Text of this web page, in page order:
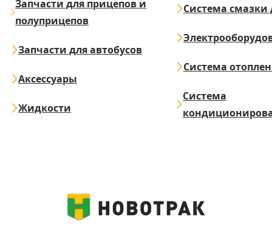
Запчасти для прицепов и
полуприцепов
Запчасти для автобусов
Аксессуары
Жидкости
Система смазки
Система
Система